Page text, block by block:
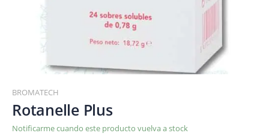
al
comienzo
de
la
BROMATECH
Rotanelle Plus
Notificarme cuando este producto vuelva a stock